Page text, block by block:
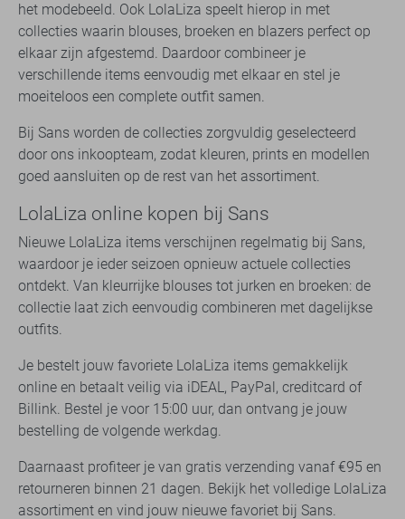
het modebeeld. Ook LolaLiza speelt hierop in met
collecties waarin blouses, broeken en blazers perfect op
elkaar zijn afgestemd. Daardoor combineer je
verschillende items eenvoudig met elkaar en stel je
moeiteloos een complete outfit samen.
Bij Sans worden de collecties zorgvuldig geselecteerd
door ons inkoopteam, zodat kleuren, prints en modellen
goed aansluiten op de rest van het assortiment.
LolaLiza online kopen bij Sans
Nieuwe LolaLiza items verschijnen regelmatig bij Sans,
waardoor je ieder seizoen opnieuw actuele collecties
ontdekt. Van kleurrijke blouses tot jurken en broeken: de
collectie laat zich eenvoudig combineren met dagelijkse
outfits.
Je bestelt jouw favoriete LolaLiza items gemakkelijk
online en betaalt veilig via iDEAL, PayPal, creditcard of
Billink. Bestel je voor 15:00 uur, dan ontvang je jouw
bestelling de volgende werkdag.
Daarnaast profiteer je van gratis verzending vanaf €95 en
retourneren binnen 21 dagen. Bekijk het volledige LolaLiza
assortiment en vind jouw nieuwe favoriet bij Sans.